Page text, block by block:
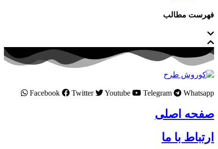
فهرست مطالب
Facebook Twitter Youtube Telegram Whatsapp
صفحه اصلی
ارتباط با ما